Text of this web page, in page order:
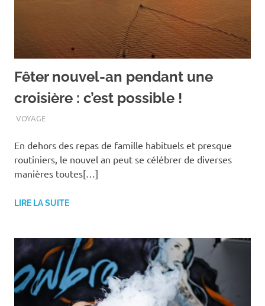
Fêter nouvel-an pendant une
croisière : c’est possible !
NOVEMBRE 3, 2020
ASSOEDH
VOYAGE
En dehors des repas de famille habituels et presque
routiniers, le nouvel an peut se célébrer de diverses
manières toutes[…]
LIRE LA SUITE